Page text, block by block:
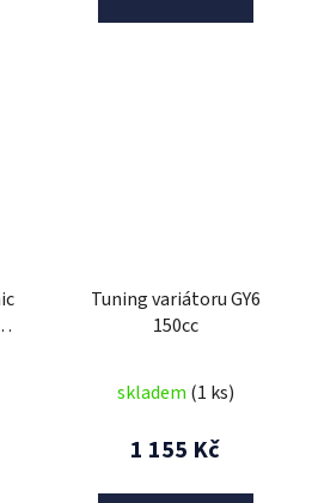
Tuning variátoru GY6
150cc
skladem (1 ks)
1 155 Kč